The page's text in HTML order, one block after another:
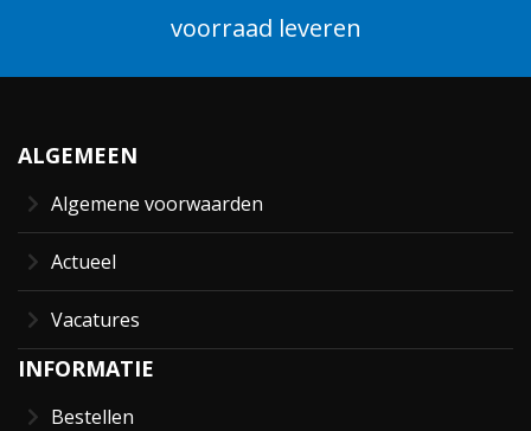
voorraad leveren
ALGEMEEN
Algemene voorwaarden
Actueel
Vacatures
INFORMATIE
Bestellen